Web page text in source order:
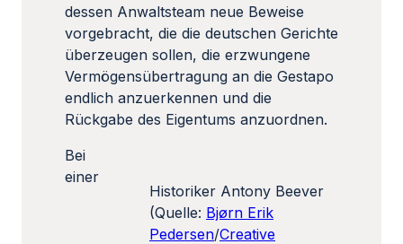
dessen Anwaltsteam neue Beweise
vorgebracht, die die deutschen Gerichte
überzeugen sollen, die erzwungene
Vermögensübertragung an die Gestapo
endlich anzuerkennen und die
Rückgabe des Eigentums anzuordnen.
Historiker Antony Beever
(Quelle: Bjørn Erik
Pedersen/Creative
Bei
einer